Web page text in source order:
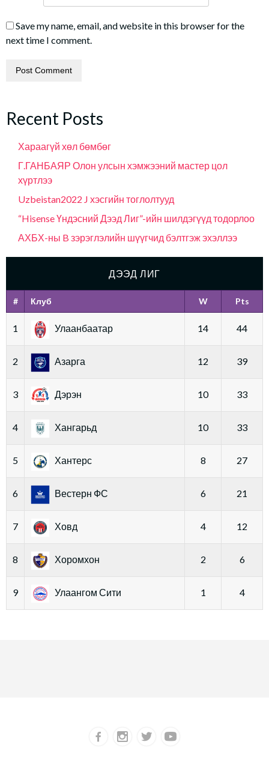
Save my name, email, and website in this browser for the
next time I comment.
Recent Posts
Хараагүй хөл бөмбөг
Г.ГАНБАЯР Олон улсын хэмжээний мастер цол
хүртлээ
Uzbeistan2022 J хэсгийн тоглолтууд
“Hisense Үндэсний Дээд Лиг”-ийн шилдэгүүд тодорлоо
АХБХ-ны B зэрэглэлийн шүүгчид бэлтгэж эхэллээ
ДЭЭД ЛИГ
# Клуб W Pts
1 Улаанбаатар 14 44
2 Азарга 12 39
3 Дэрэн 10 33
4 Хангарьд 10 33
5 Хантерс 8 27
6 Вестерн ФС 6 21
7 Ховд 4 12
8 Хоромхон 2 6
9 Улаангом Сити 1 4